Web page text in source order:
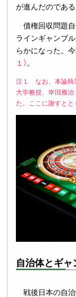
が進んだのである
債権回収問題
ラインギャンブ
らかになった。
１）。
注１ なお、本論執
大学教授、幸田雅
た。ここに謝すとと
自治体とギャ
戦後日本の自